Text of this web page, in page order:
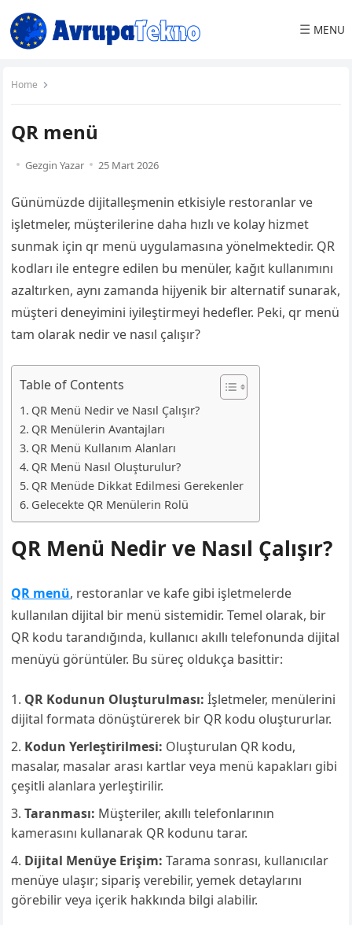
☰ MENU
Home
QR menü
Gezgin Yazar 25 Mart 2026
Günümüzde dijitalleşmenin etkisiyle restoranlar ve
işletmeler, müşterilerine daha hızlı ve kolay hizmet
sunmak için qr menü uygulamasına yönelmektedir. QR
kodları ile entegre edilen bu menüler, kağıt kullanımını
azaltırken, aynı zamanda hijyenik bir alternatif sunarak,
müşteri deneyimini iyileştirmeyi hedefler. Peki, qr menü
tam olarak nedir ve nasıl çalışır?
Table of Contents
QR Menü Nedir ve Nasıl Çalışır?
QR Menülerin Avantajları
QR Menü Kullanım Alanları
QR Menü Nasıl Oluşturulur?
QR Menüde Dikkat Edilmesi Gerekenler
Gelecekte QR Menülerin Rolü
QR Menü Nedir ve Nasıl Çalışır?
QR menü, restoranlar ve kafe gibi işletmelerde
kullanılan dijital bir menü sistemidir. Temel olarak, bir
QR kodu tarandığında, kullanıcı akıllı telefonunda dijital
menüyü görüntüler. Bu süreç oldukça basittir:
QR Kodunun Oluşturulması: İşletmeler, menülerini
dijital formata dönüştürerek bir QR kodu oluştururlar.
Kodun Yerleştirilmesi: Oluşturulan QR kodu,
masalar, masalar arası kartlar veya menü kapakları gibi
çeşitli alanlara yerleştirilir.
Taranması: Müşteriler, akıllı telefonlarının
kamerasını kullanarak QR kodunu tarar.
Dijital Menüye Erişim: Tarama sonrası, kullanıcılar
menüye ulaşır; sipariş verebilir, yemek detaylarını
görebilir veya içerik hakkında bilgi alabilir.